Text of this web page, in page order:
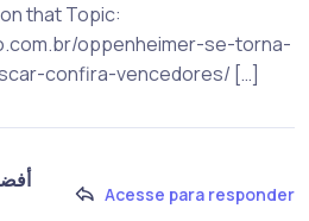
that Topic:
oppenheimer-se-torna-
confira-vencedores/ […]
Acesse para responder